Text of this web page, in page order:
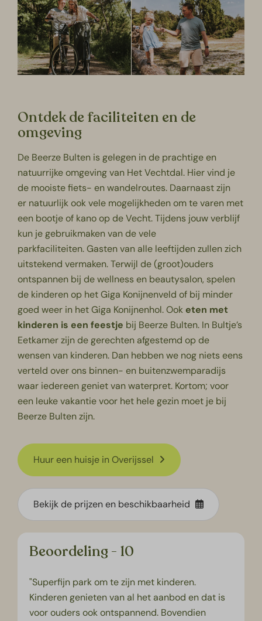
Ontdek de faciliteiten en de
omgeving
De Beerze Bulten is gelegen in de prachtige en
natuurrijke omgeving van HetVechtdal. Hier vind je
de mooiste fiets- en wandelroutes. Daarnaast zijn
er natuurlijk ook vele mogelijkheden om te varen met
een bootje of kano op de Vecht. Tijdens jouw verblijf
kun je gebruikmaken van de vele
parkfaciliteiten. Gasten van alle leeftijden zullen zich
uitstekend vermaken. Terwijl de (groot)ouders
ontspannen bij de wellness en beautysalon, spelen
de kinderen op het Giga Konijnenveld of bij minder
goed weer in het Giga Konijnenhol. Ook eten met
kinderen is een feestje bij Beerze Bulten. In Bultje’s
Eetkamer zijn de gerechten afgestemd op de
wensen van kinderen. Dan hebben we nog niets eens
verteld over ons binnen- en buitenzwemparadijs
waar iedereen geniet van waterpret. Kortom; voor
een leuke vakantie voor het hele gezin moet je bij
Beerze Bulten zijn.
Huur een huisje in Overijssel
Bekijk de prijzen en beschikbaarheid
Beoordeling - 10
"Superfijn park om te zijn met kinderen.
Kinderen genieten van al het aanbod en dat is
voor ouders ook ontspannend. Bovendien